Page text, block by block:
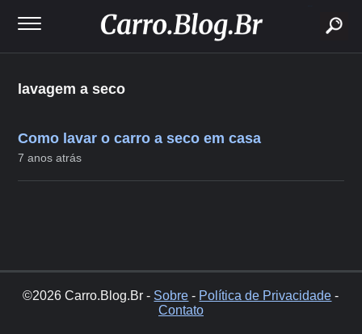
lavagem a seco
Como lavar o carro a seco em casa
7 anos atrás
©2026 Carro.Blog.Br - Sobre - Política de Privacidade -
Contato